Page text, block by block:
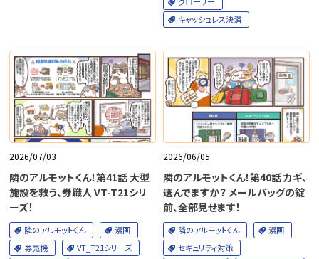
キャッシュレス決済
2026/07/03
隣のアルモットくん！第41話 大型
施設を救う、券職人 VT-T21シリ
ーズ！
隣のアルモットくん
漫画
券売機
VT_T21シリーズ
2026/06/05
隣のアルモットくん！第40話 カギ、
選んでますか？ メールバッグの錠
前、全部見せます！
隣のアルモットくん
漫画
セキュリティ対策